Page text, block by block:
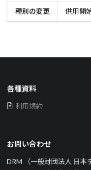
種別の変更 供用開
各種資料
利用規約
お問い合わせ
DRM （一般財団法人 日本